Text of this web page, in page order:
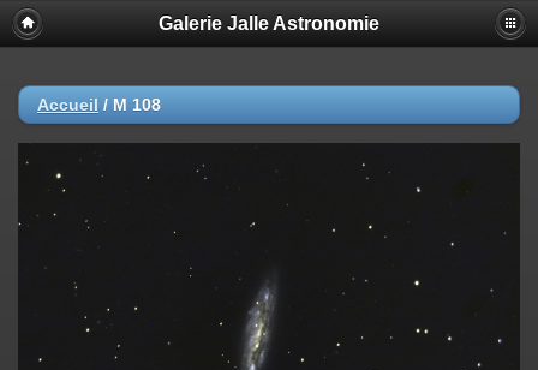
Galerie Jalle Astronomie
Accueil / M 108